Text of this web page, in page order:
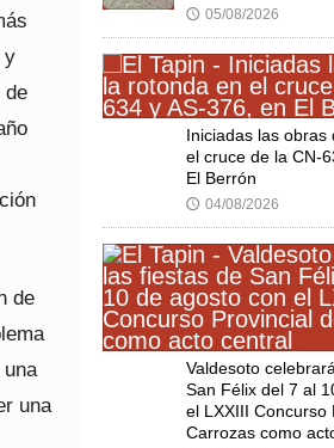
y
de
de
una
🕔 05/08/2026
Iniciadas las obras
el cruce de la CN-
El Berrón
🕔 04/08/2026
Valdesoto
San Félix del 7 al
el LXXIII Concurso
Carrozas como